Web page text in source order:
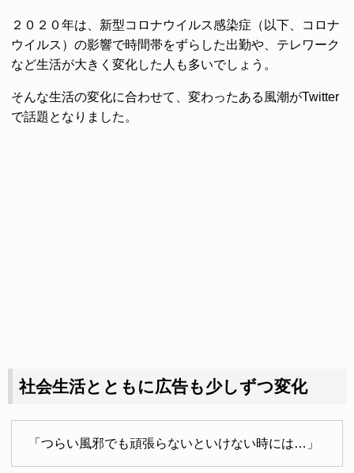
２０２０年は、新型コロナウイルス感染症（以下、コロナ
ウイルス）の影響で時間帯をずらした出勤や、テレワーク
など生活が大きく変化した人も多いでしょう。
そんな生活の変化に合わせて、変わったある風潮がTwitter
で話題となりました。
社会生活とともに広告も少しずつ変化
「つらい風邪でも頑張らないといけない時には…」